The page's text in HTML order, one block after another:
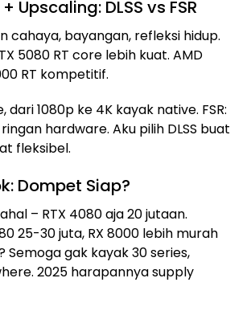
Upscaling: DLSS vs FSR
cahaya, bayangan, refleksi hidup.
5080 RT core lebih kuat. AMD
RT kompetitif.
dari 1080p ke 4K kayak native. FSR:
hardware. Aku pilih DLSS buat
fleksibel.
Dompet Siap?
– RTX 4080 aja 20 jutaan.
25-30 juta, RX 8000 lebih murah
Semoga gak kayak 30 series,
2025 harapannya supply